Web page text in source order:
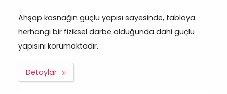
Ahşap kasnağın güçlü yapısı sayesinde, tabloya
herhangi bir fiziksel darbe olduğunda dahi güçlü
yapısını korumaktadır.
Detaylar